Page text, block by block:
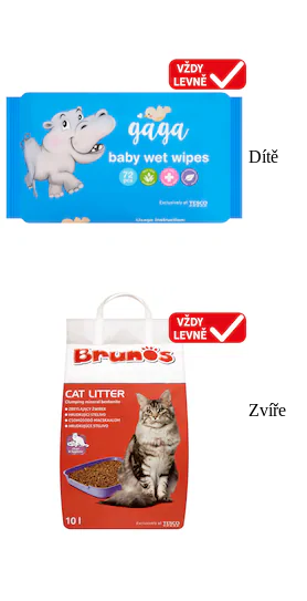
Dítě
Zvíře